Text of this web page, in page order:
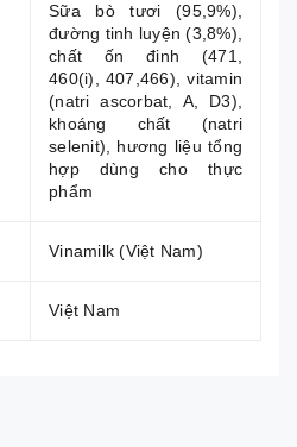
Sữa bò tươi (95,9%),
đường tinh luyện (3,8%),
chất ốn đinh (471,
460(i), 407,466), vitamin
(natri ascorbat, A, D3),
khoáng chất (natri
selenit), hương liệu tổng
hợp dùng cho thực
phẩm
Vinamilk (Việt Nam)
Việt Nam